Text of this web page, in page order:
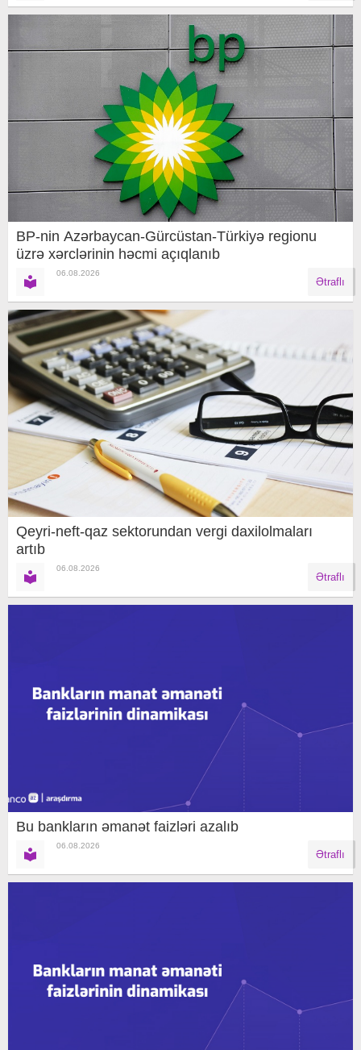
BP-nin Azərbaycan-Gürcüstan-Türkiyə regionu
üzrə xərclərinin həcmi açıqlanıb
06.08.2026
Ətraflı
Qeyri-neft-qaz sektorundan vergi daxilolmaları
artıb
06.08.2026
Ətraflı
Bu bankların əmanət faizləri azalıb
06.08.2026
Ətraflı